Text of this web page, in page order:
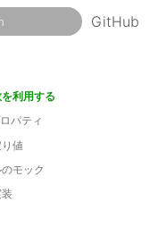
GitHub
利用する
パティ
値
モック